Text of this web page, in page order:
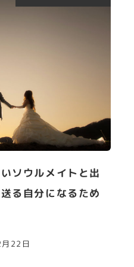
ソウルメイトと出
る自分になるため
22日